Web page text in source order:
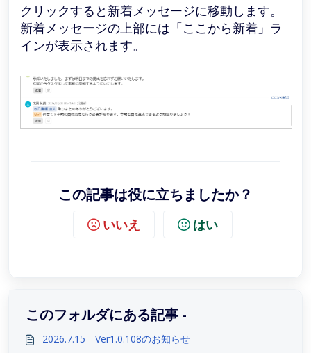
クリックすると新着メッセージに移動します。
新着メッセージの上部には「ここから新着」ラ
インが表示されます。
この記事は役に立ちましたか？
いいえ はい
このフォルダにある記事 -
2026.7.15 Ver1.0.108のお知らせ